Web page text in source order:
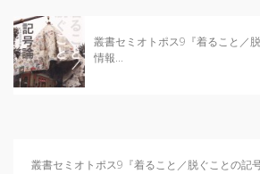
研究会・研究プロジェクト
日本記号学会第46回
（2026/7/11・7/12）
記号論のフロンティ
叢書セミオトポス9『着ること／
情報...
叢書セミオトポス9『着ること／脱ぐことの記